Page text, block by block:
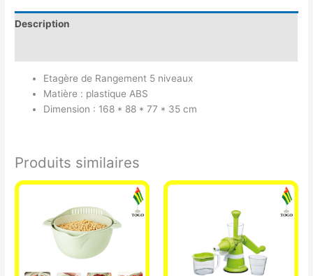
Description
Etagère de Rangement 5 niveaux
Matière : plastique ABS
Dimension : 168 * 88 * 77 * 35 cm
Produits similaires